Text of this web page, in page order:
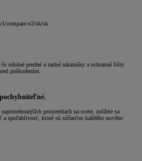
compare-v2/sk/sk
odolné predné a zadné nárazníky a ochranné lišty
poškodením.
prostrediach na svete, môžete sa
spoľahlivosť, ktoré sú súčasťou každého nového